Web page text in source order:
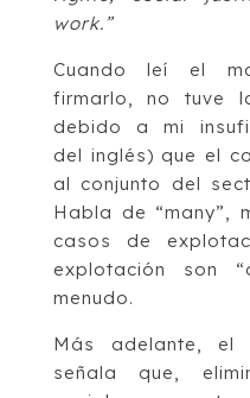
work.”
Cuando leí el
firmarlo, no tuve
debido a mi
del inglés) que el
al conjunto del
Habla de “many”,
casos de
explotación son
menudo.
Más adelante, el
señala que,